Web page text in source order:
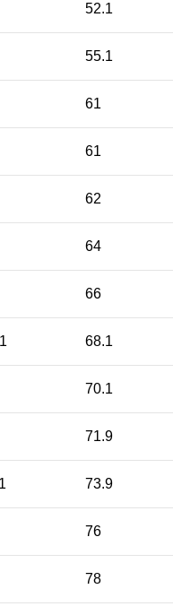
52.1
55.1
61
61
62
64
66
68.1
70.1
71.9
73.9
76
78